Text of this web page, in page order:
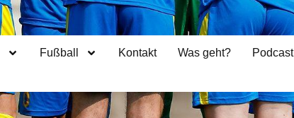
Fußball Kontakt Was geht? Podcast